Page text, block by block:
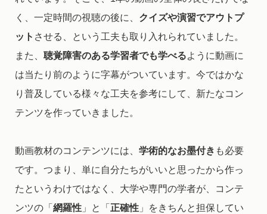
く、一定時間の視聴の後に、 クイズや演習でアウトプ
ット させる、という工夫も取り入れられていました。
また、 聴覚障害のある学習者でも学べるように動画に
は当たり前のように字幕がついています。今ではかな
り普及している様々な工夫を参考にして、新たなコン
テンツを作っていきました。
動画教材のコンテンツには、 学術的なお墨付き も必要
です。つまり、単に自分たちがいいと思ったから作っ
たというわけではなく、大学や専門の学者が、コンテ
ンツの「 網羅性」と「 正確性」をきちんと担保してい